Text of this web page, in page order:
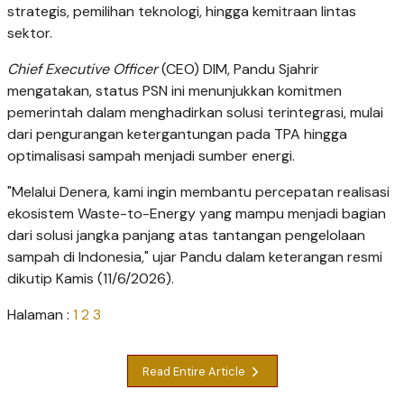
strategis, pemilihan teknologi, hingga kemitraan lintas
sektor.
Chief Executive Officer(CEO) DIM, Pandu Sjahrir
mengatakan, status PSN ini menunjukkan komitmen
pemerintah dalam menghadirkan solusi terintegrasi, mulai
dari pengurangan ketergantungan pada TPA hingga
optimalisasi sampah menjadi sumber energi.
"Melalui Denera, kami ingin membantu percepatan realisasi
ekosistem Waste-to-Energy yang mampu menjadi bagian
dari solusi jangka panjang atas tantangan pengelolaan
sampah di Indonesia," ujar Pandu dalam keterangan resmi
dikutip Kamis (11/6/2026).
Halaman : 1 2 3
Read Entire Article